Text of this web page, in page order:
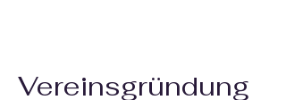
Vereinsgründung